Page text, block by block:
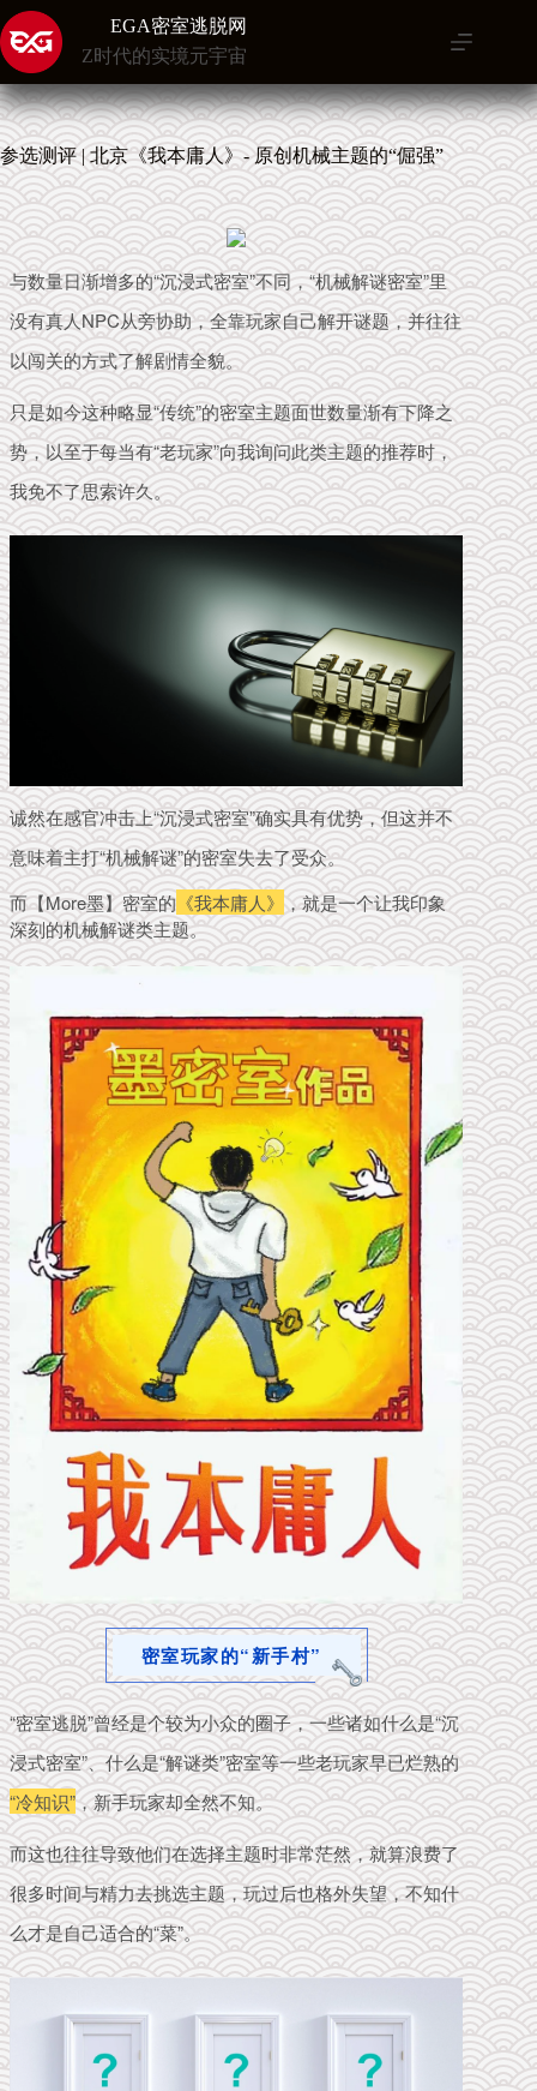
跳
至
内
容
EGA密室逃脱网
Z时代的实境元宇宙
参选测评 | 北京《我本庸人》- 原创机械主题的“倔强”
与数量日渐增多的“沉浸式密室”不同，“机械解谜密室”里
没有真人NPC从旁协助，全靠玩家自己解开谜题，并往往
以闯关的方式了解剧情全貌。
只是如今这种略显“传统”的密室主题面世数量渐有下降之
势，以至于每当有“老玩家”向我询问此类主题的推荐时，
我免不了思索许久。
诚然在感官冲击上“沉浸式密室”确实具有优势，但这并不
意味着主打“机械解谜”的密室失去了受众。
而【More墨】密室的 《我本庸人》 ，就是一个让我印象
深刻的机械解谜类主题。
密室玩家的“新手村”
“密室逃脱”曾经是个较为小众的圈子，一些诸如什么是“沉
浸式密室”、什么是“解谜类”密室等一些老玩家早已烂熟的
“冷知识”，新手玩家却全然不知。
而这也往往导致他们在选择主题时非常茫然，就算浪费了
很多时间与精力去挑选主题，玩过后也格外失望，不知什
么才是自己适合的“菜”。